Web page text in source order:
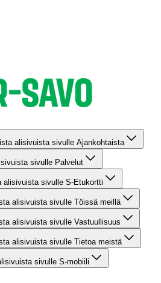
alisivuista sivulle Ajankohtaista
sivulle Palvelut
alisivuista sivulle S-Etukortti
alisivuista sivulle Töissä meillä
alisivuista sivulle Vastuullisuus
alisivuista sivulle Tietoa meistä
sivulle S-mobiili